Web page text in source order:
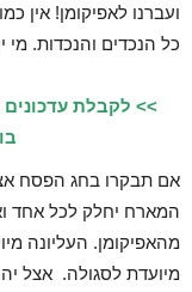
ועברנו לאפיקומן! אין
כל הנכדים והנכדות.
>> לקבלת
אם תבקרו בחג הפסח
המארח יחלק לכל אחד
מהאפיקומן. העליונה
מיועדת לסגולה. אצל